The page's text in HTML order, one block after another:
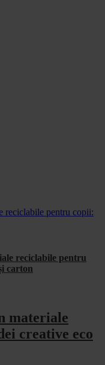
reciclabile pentru copii:
reciclabile pentru
carton
materiale
creative eco